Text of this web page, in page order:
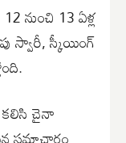
నుంచి 13 ఏళ్ల
స్వారీ, స్కీయింగ్
చైనా